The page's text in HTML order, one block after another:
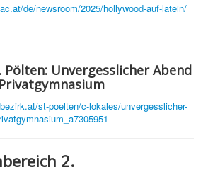
de/newsroom/2025/hollywood-auf-latein/
Pölten: Unvergesslicher Abend
st-poelten/c-lokales/unvergesslicher-
2.